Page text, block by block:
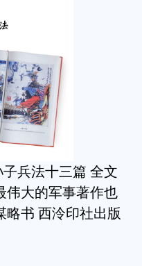
兵法十三篇 全文
伟大的军事著作也
略书 西泠印社出版